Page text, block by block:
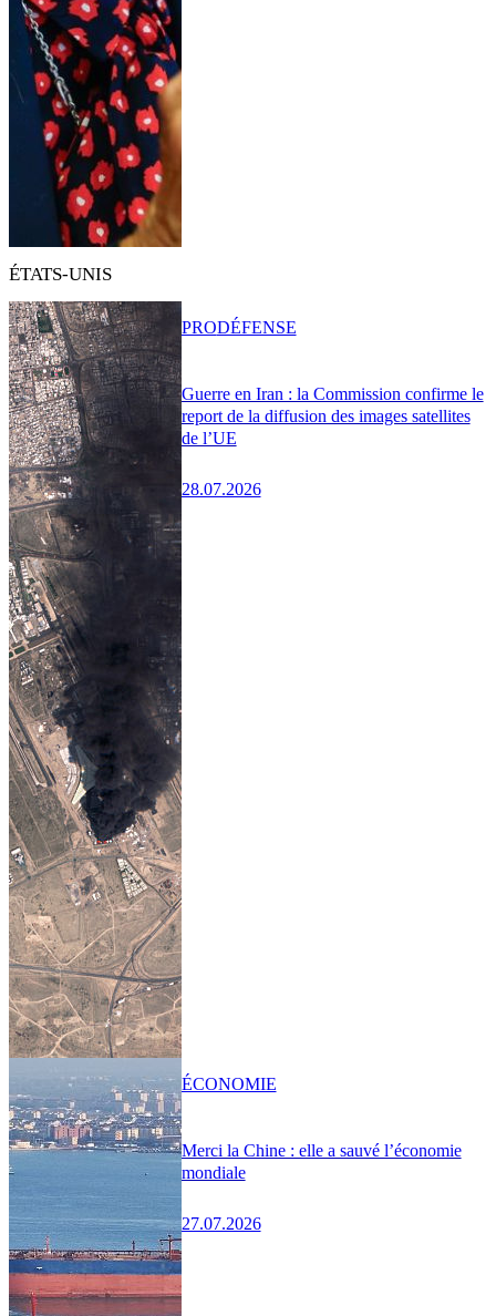
ÉTATS-UNIS
Guerre en Iran : la Commission confirme le
report de la diffusion des images satellites
de l’UE
28.07.2026
PRODÉFENSE
Merci la Chine : elle a sauvé l’économie
mondiale
27.07.2026
ÉCONOMIE